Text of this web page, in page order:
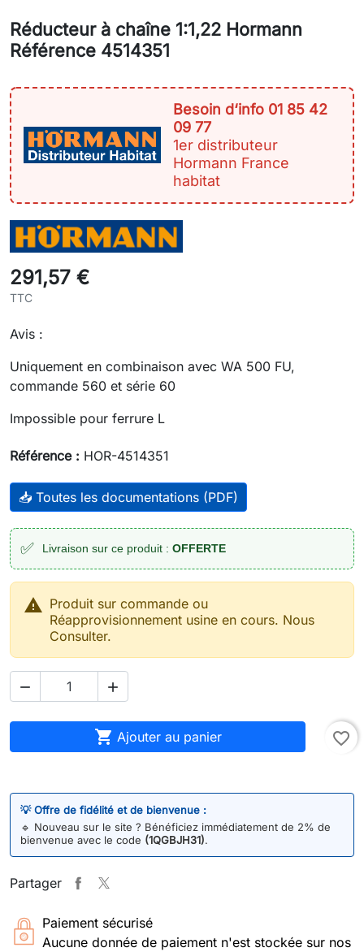
Réducteur à chaîne 1:1,22 Hormann
Référence 4514351
Besoin d‘info 01 85 42
09 77
1er distributeur
Hormann France
habitat
291,57 €
TTC
Avis :
Uniquement en combinaison avec WA 500 FU,
commande 560 et série 60
Impossible pour ferrure L
Référence : HOR-4514351
📥 Toutes les documentations (PDF)
✅ Livraison sur ce produit : OFFERTE
 Produit sur commande ou
Réapprovisionnement usine en cours. Nous
Consulter.
 
 Ajouter au panier favorite_border
💡 Offre de fidélité et de bienvenue :
🔹 Nouveau sur le site ? Bénéficiez immédiatement de 2% de
bienvenue avec le code (1QGBJH31).
Partager
Paiement sécurisé
Aucune donnée de paiement n'est stockée sur nos